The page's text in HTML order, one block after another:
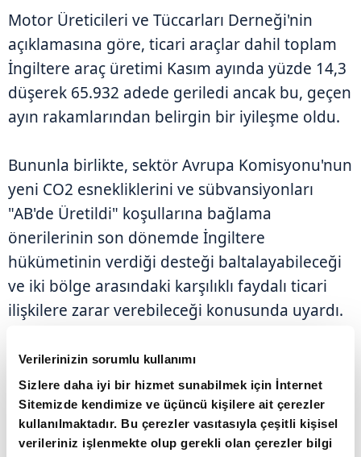
Verilerinizin sorumlu kullanımı
Sizlere daha iyi bir hizmet sunabilmek için İnternet
Sitemizde kendimize ve üçüncü kişilere ait çerezler
kullanılmaktadır. Bu çerezler vasıtasıyla çeşitli kişisel
verileriniz işlenmekte olup gerekli olan çerezler bilgi
Motor Üreticileri ve Tüccarları Derneği'nin
açıklamasına göre, ticari araçlar dahil toplam
İngiltere araç üretimi Kasım ayında yüzde 14,3
düşerek 65.932 adede geriledi ancak bu, geçen
ayın rakamlarından belirgin bir iyileşme oldu.
Bununla birlikte, sektör Avrupa Komisyonu'nun
yeni CO2 esnekliklerini ve sübvansiyonları
"AB'de Üretildi" koşullarına bağlama
önerilerinin son dönemde İngiltere
hükümetinin verdiği desteği baltalayabileceği
ve iki bölge arasındaki karşılıklı faydalı ticari
ilişkilere zarar verebileceği konusunda uyardı.
SMMT İcra Kurulu Başkanı Mike Hawes,
sektörün "biraz iyimserlikle ileriye
bakabileceğini" söyledi ancak İngiltere'nin yeni
AB yerel içerik gerekliliklerinin "ana kasıtsız